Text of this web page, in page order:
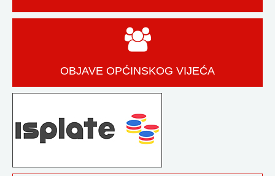
OBJAVE OPĆINSKOG VIJEĆA